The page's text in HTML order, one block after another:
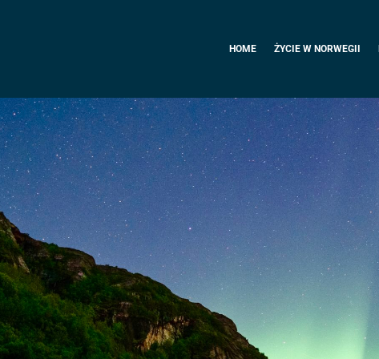
HOME ŻYCIE W NORWEGII